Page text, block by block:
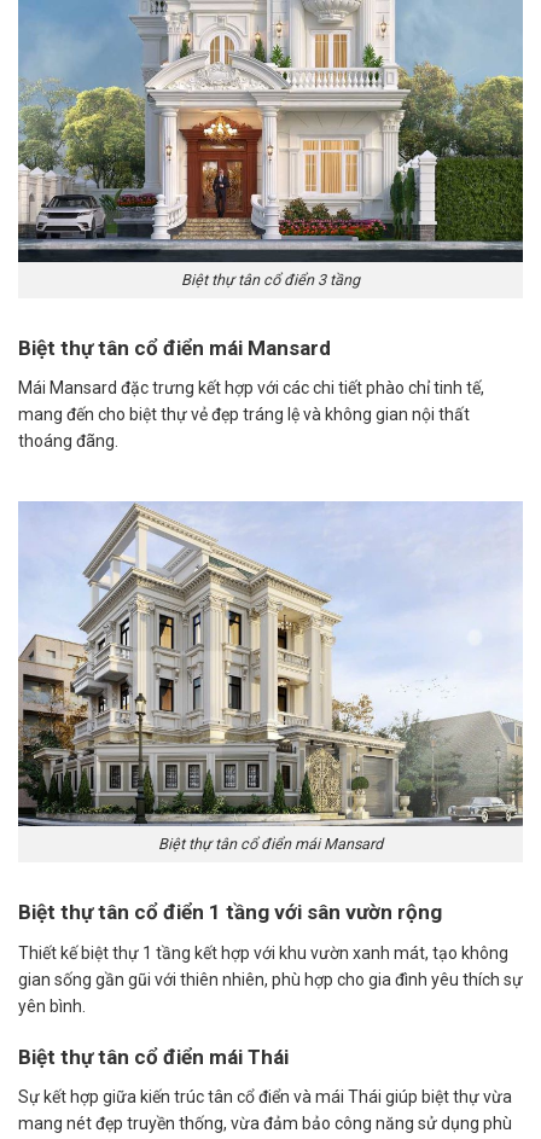
Biệt thự tân cổ điển 3 tầng
Biệt thự tân cổ điển mái Mansard
Mái Mansard đặc trưng kết hợp với các chi tiết phào chỉ tinh tế,
mang đến cho biệt thự vẻ đẹp tráng lệ và không gian nội thất
thoáng đãng. ​
Biệt thự tân cổ điển mái Mansard
Biệt thự tân cổ điển 1 tầng với sân vườn rộng
Thiết kế biệt thự 1 tầng kết hợp với khu vườn xanh mát, tạo không
gian sống gần gũi với thiên nhiên, phù hợp cho gia đình yêu thích sự
yên bình. ​
Biệt thự tân cổ điển mái Thái
Sự kết hợp giữa kiến trúc tân cổ điển và mái Thái giúp biệt thự vừa
mang nét đẹp truyền thống, vừa đảm bảo công năng sử dụng phù